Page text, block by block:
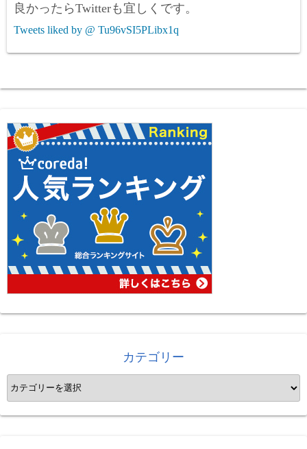
良かったらTwitterも宜しくです。
Tweets liked by @ Tu96vSI5PLibx1q
カテゴリー
カ
テ
ゴ